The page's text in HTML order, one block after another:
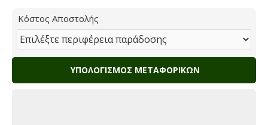
Κόστος Αποστολής
ΥΠΟΛΟΓΙΣΜΌΣ ΜΕΤΑΦΟΡΙΚΏΝ